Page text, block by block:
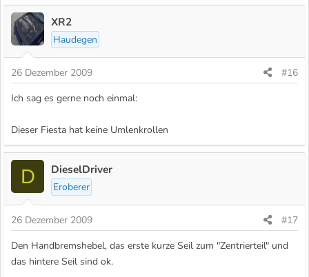
XR2
Haudegen
26 Dezember 2009
#16
Ich sag es gerne noch einmal:
Dieser Fiesta hat keine Umlenkrollen
D DieselDriver
Eroberer
26 Dezember 2009
#17
Den Handbremshebel, das erste kurze Seil zum "Zentrierteil" und
das hintere Seil sind ok.